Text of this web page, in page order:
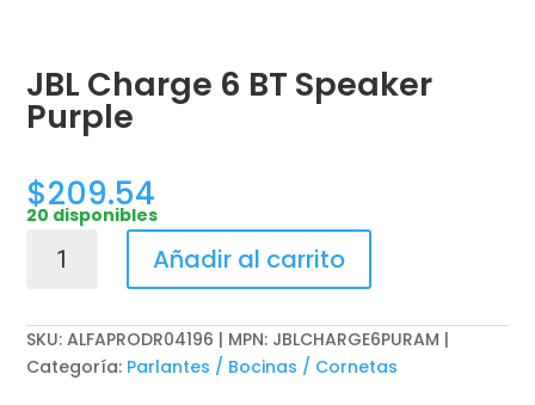
JBL Charge 6 BT Speaker
Purple
$209.54
20 disponibles
Charge
BT
Speaker
Purple
Añadir al carrito
SKU:ALFAPRODR04196 | MPN: JBLCHARGE6PURAM
Categoría: Parlantes / Bocinas / Cornetas